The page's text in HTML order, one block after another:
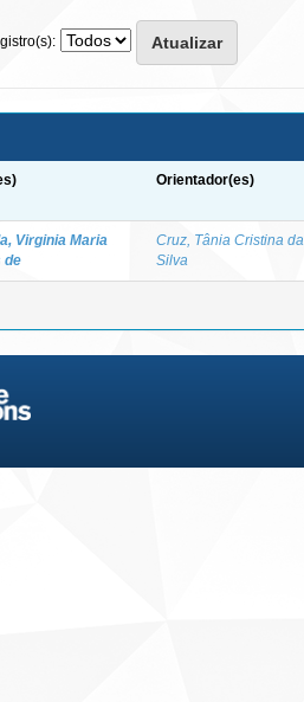
Orientador(es)
Virginia Maria
de
Cruz, Tânia Cristina da
Silva